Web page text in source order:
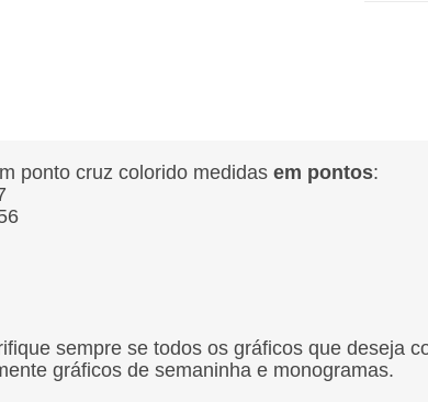
ponto cruz colorido medidas em pontos:
sempre se todos os gráficos que deseja
gráficos de semaninha e monogramas.